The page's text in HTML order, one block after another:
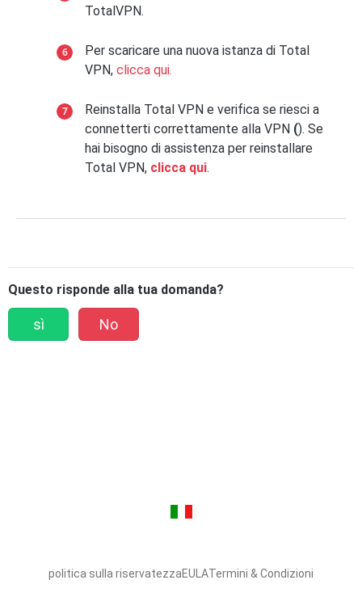
TotalVPN.
Per scaricare una nuova istanza di Total
VPN, clicca qui.
Reinstalla Total VPN e verifica se riesci a
connetterti correttamente alla VPN (). Se
hai bisogno di assistenza per reinstallare
Total VPN, clicca qui.
Questo risponde alla tua domanda?
sì No
politica sulla riservatezzaEULATermini & Condizioni